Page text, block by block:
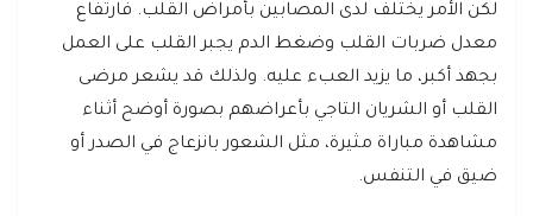
لكن الأمر يختلف لدى المصابين بأمراض القلب. فارتفاع
معدل ضربات القلب وضغط الدم يجبر القلب على العمل
بجهد أكبر، ما يزيد العبء عليه. ولذلك قد يشعر مرضى
القلب أو الشريان التاجي بأعراضهم بصورة أوضح أثناء
مشاهدة مباراة مثيرة، مثل الشعور بانزعاج في الصدر أو
ضيق في التنفس.